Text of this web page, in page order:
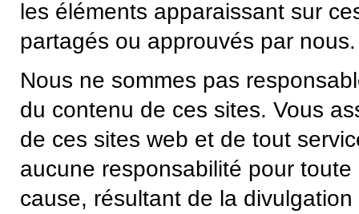
les éléments apparaissant sur
partagés ou approuvés par nous.
Nous ne sommes pas
du contenu de ces sites. Vous
de ces sites web et de tout
aucune responsabilité pour
cause, résultant de la